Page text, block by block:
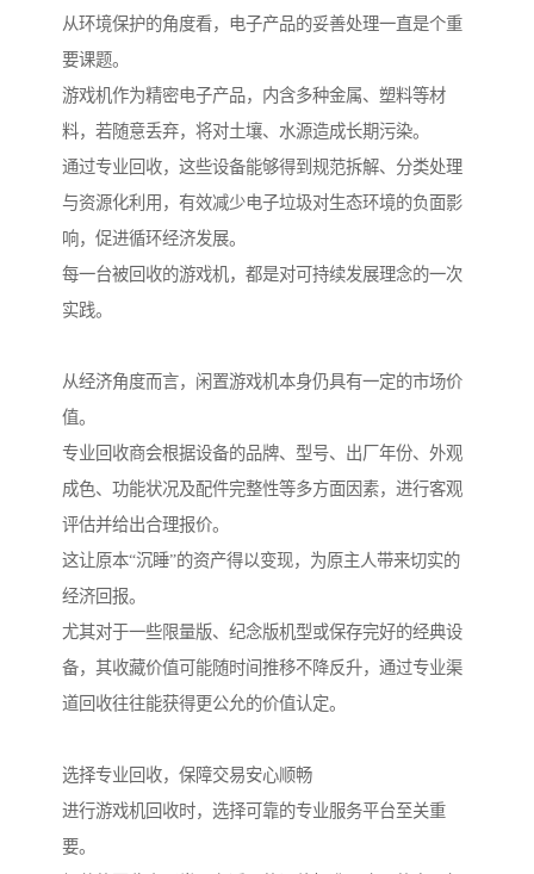
从环境保护的角度看，电子产品的妥善处理一直是个重
要课题。
游戏机作为精密电子产品，内含多种金属、塑料等材
料，若随意丢弃，将对土壤、水源造成长期污染。
通过专业回收，这些设备能够得到规范拆解、分类处理
与资源化利用，有效减少电子垃圾对生态环境的负面影
响，促进循环经济发展。
每一台被回收的游戏机，都是对可持续发展理念的一次
实践。
从经济角度而言，闲置游戏机本身仍具有一定的市场价
值。
专业回收商会根据设备的品牌、型号、出厂年份、外观
成色、功能状况及配件完整性等多方面因素，进行客观
评估并给出合理报价。
这让原本“沉睡”的资产得以变现，为原主人带来切实的
经济回报。
尤其对于一些限量版、纪念版机型或保存完好的经典设
备，其收藏价值可能随时间推移不降反升，通过专业渠
道回收往往能获得更公允的价值认定。
选择专业回收，保障交易安心顺畅
进行游戏机回收时，选择可靠的专业服务平台至关重
要。